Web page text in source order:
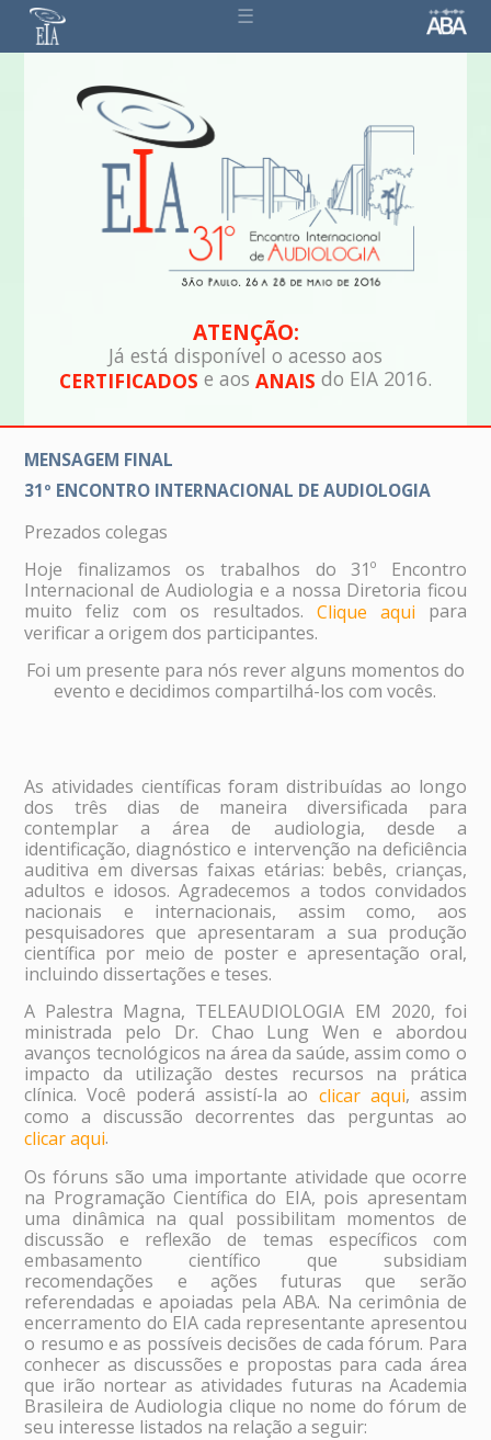
☰
ATENÇÃO:
Já está disponível o acesso aos
CERTIFICADOS e aos ANAIS do EIA 2016.
MENSAGEM FINAL
31º ENCONTRO INTERNACIONAL DE AUDIOLOGIA
Prezados colegas
Hoje finalizamos os trabalhos do 31º Encontro
Internacional de Audiologia e a nossa Diretoria ficou
muito feliz com os resultados. Clique aqui para
verificar a origem dos participantes.
Foi um presente para nós rever alguns momentos do
evento e decidimos compartilhá-los com vocês.
As atividades científicas foram distribuídas ao longo
dos três dias de maneira diversificada para
contemplar a área de audiologia, desde a
identificação, diagnóstico e intervenção na deficiência
auditiva em diversas faixas etárias: bebês, crianças,
adultos e idosos. Agradecemos a todos convidados
nacionais e internacionais, assim como, aos
pesquisadores que apresentaram a sua produção
científica por meio de poster e apresentação oral,
incluindo dissertações e teses.
A Palestra Magna, TELEAUDIOLOGIA EM 2020, foi
ministrada pelo Dr. Chao Lung Wen e abordou
avanços tecnológicos na área da saúde, assim como o
impacto da utilização destes recursos na prática
clínica. Você poderá assistí-la ao clicar aqui, assim
como a discussão decorrentes das perguntas ao
clicar aqui.
Os fóruns são uma importante atividade que ocorre
na Programação Científica do EIA, pois apresentam
uma dinâmica na qual possibilitam momentos de
discussão e reflexão de temas específicos com
embasamento científico que subsidiam
recomendações e ações futuras que serão
referendadas e apoiadas pela ABA. Na cerimônia de
encerramento do EIA cada representante apresentou
o resumo e as possíveis decisões de cada fórum. Para
conhecer as discussões e propostas para cada área
que irão nortear as atividades futuras na Academia
Brasileira de Audiologia clique no nome do fórum de
seu interesse listados na relação a seguir: